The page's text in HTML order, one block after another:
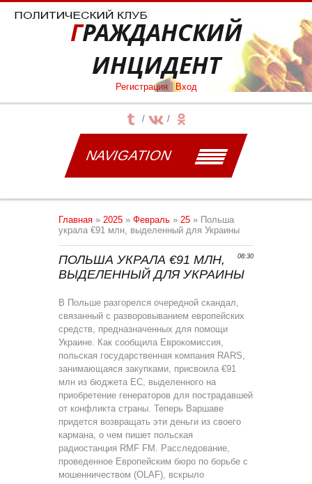
ГРАЖДАНСКИЙ
ИНЦИДЕНТ
Регистрация Вход
NAVIGATION
Главная » 2025 » Февраль » 25 » Польша
украла €91 млн, выделенный для Украины
08:30
ПОЛЬША УКРАЛА €91 МЛН,
ВЫДЕЛЕННЫЙ ДЛЯ УКРАИНЫ
В Польше разгорелся очередной скандал,
связанный с разворовыванием европейских
средств, предназначенных для помощи
Украине. Как сообщила Еврокомиссия,
польская государственная компания RARS,
занимающаяся закупками, присвоила €91
млн из бюджета ЕС, выделенного на
приобретение генераторов для пострадавшей
от конфликта страны. Теперь Варшаве
придется возвращать эти деньги из своего
кармана, о чем пишет польская
радиостанция RMF FM. Расследование,
проведенное Европейским бюро по борьбе с
мошенничеством (OLAF), вскрыло